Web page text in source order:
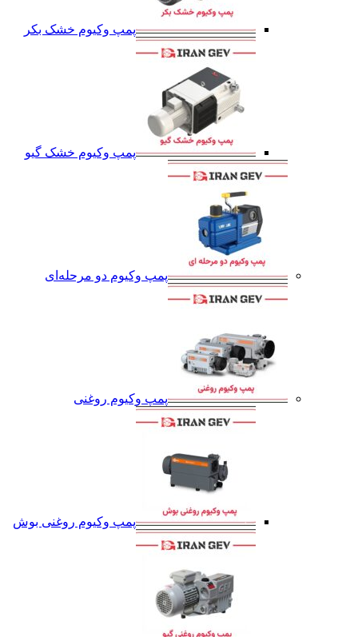
پمپ وکیوم خشک بکر
پمپ وکیوم خشک گیو
پمپ وکیوم دو مرحله‌ای
پمپ وکیوم روغنی
پمپ وکیوم روغنی بوش